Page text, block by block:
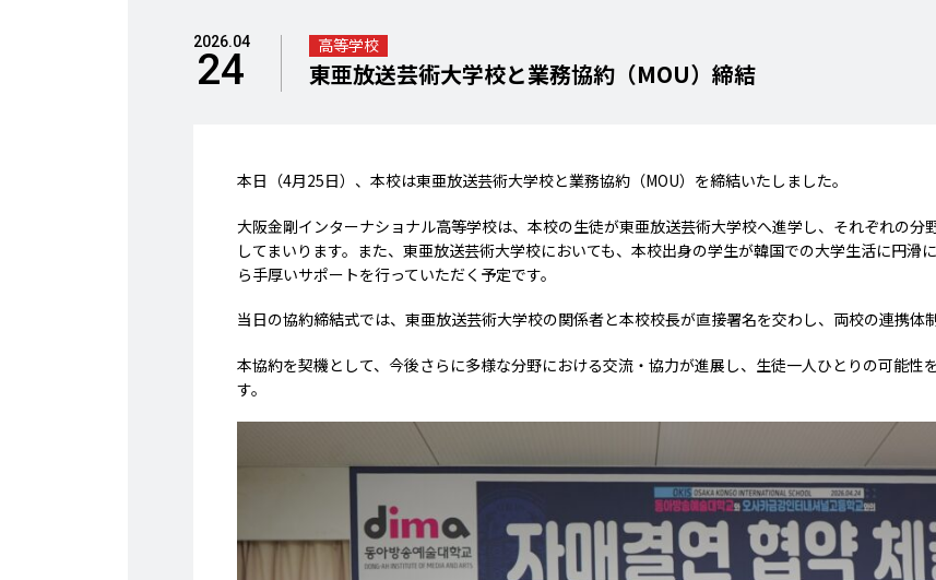
2026.04
24
高等学校
東亜放送芸術大学校と業務協約（MOU）締結
本日（4月25日）、本校は東亜放送芸術大学校と業務協約（MOU）を締結いたしました。
大阪金剛インターナショナル高等学校は、本校の生徒が東亜放送芸術大学校へ進学し、それぞれの分
してまいります。また、東亜放送芸術大学校においても、本校出身の学生が韓国での大学生活に円滑
ら手厚いサポートを行っていただく予定です。
当日の協約締結式では、東亜放送芸術大学校の関係者と本校校長が直接署名を交わし、両校の連携体
本協約を契機として、今後さらに多様な分野における交流・協力が進展し、生徒一人ひとりの可能性
す。